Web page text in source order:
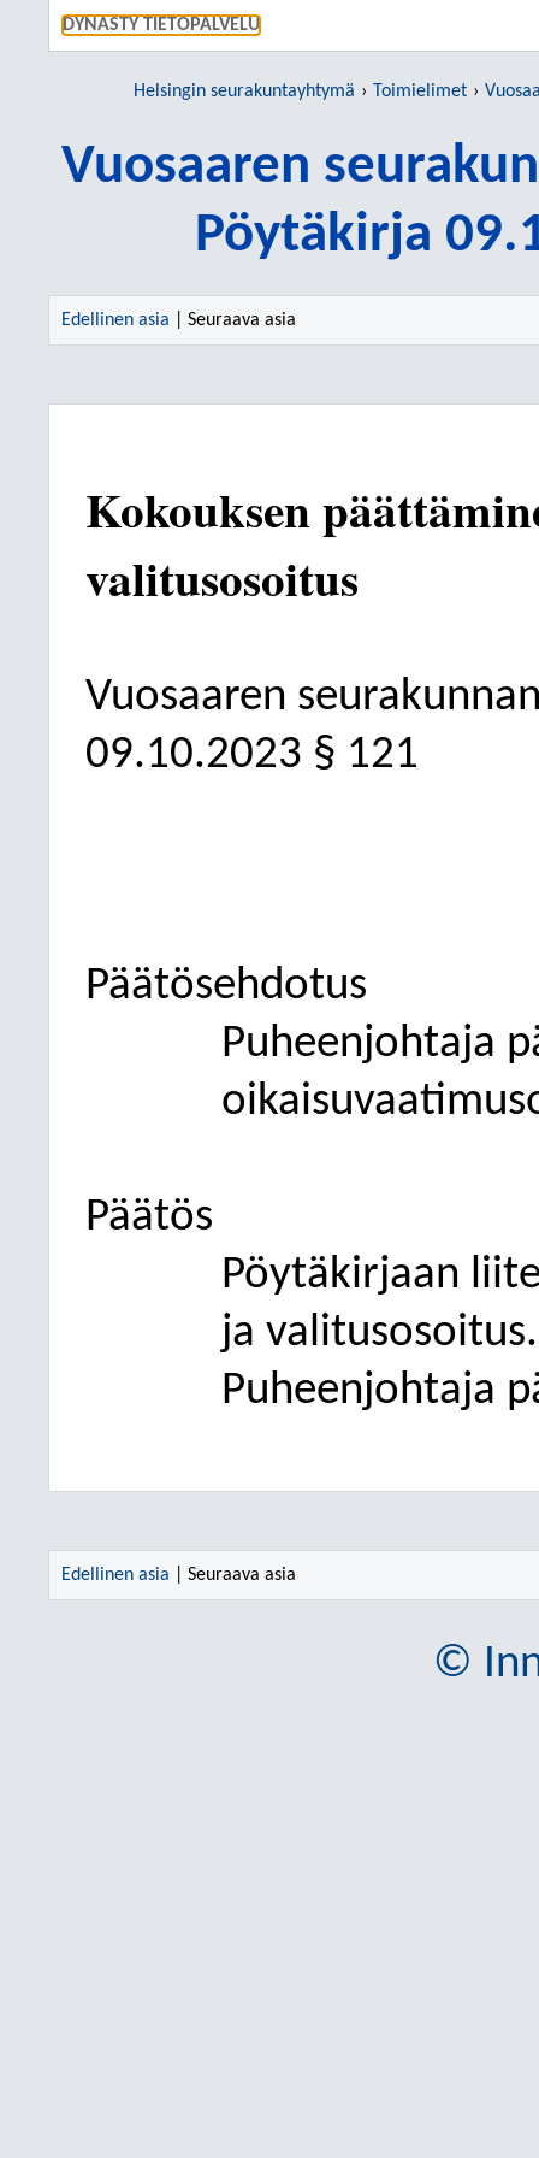
DYNASTY TIETOPALVELU
Helsingin seurakuntayhtymä Toimielimet
Vuosaaren
Pöytäkirja
Edellinen asia | Seuraava asia
Kokouksen
valitusosoitus
Vuosaaren
09.10.2023 § 121
Päätösehdotus
Puheenjohtaja
Päätös
Pöytäkirjaan
ja valitusosoitus.
Puheenjohtaja
Edellinen asia | Seuraava asia
©